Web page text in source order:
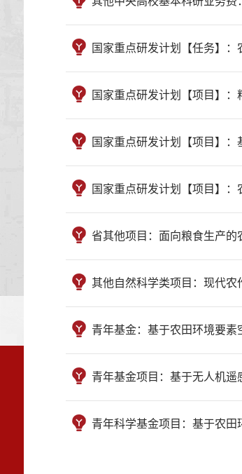
国家重点研发计划【任务】
国家重点研发计划【项目】
国家重点研发计划【项目】
国家重点研发计划【项目】
省其他项目：面向粮食生产的
其他自然科学类项目：现代
青年基金：基于农田环境要
青年基金项目：基于无人机
青年科学基金项目：基于农